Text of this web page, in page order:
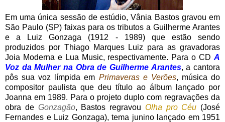
Em uma única sessão de estúdio, Vânia Bastos gravou em
São Paulo (SP) faixas para os tributos a Guilherme Arantes
e a Luiz Gonzaga (1912 - 1989) que estão sendo
produzidos por Thiago Marques Luiz para as gravadoras
Joia Moderna e Lua Music, respectivamente. Para o CD A
Voz da Mulher na Obra de Guilherme Arantes, a cantora
pôs sua voz límpida em Primaveras e Verões, música do
compositor paulista que deu título ao álbum lançado por
Joanna em 1989. Para o projeto duplo com regravações da
obra de Gonzagão, Bastos regravou Olha pro Céu (José
Fernandes e Luiz Gonzaga), tema junino lançado em 1951